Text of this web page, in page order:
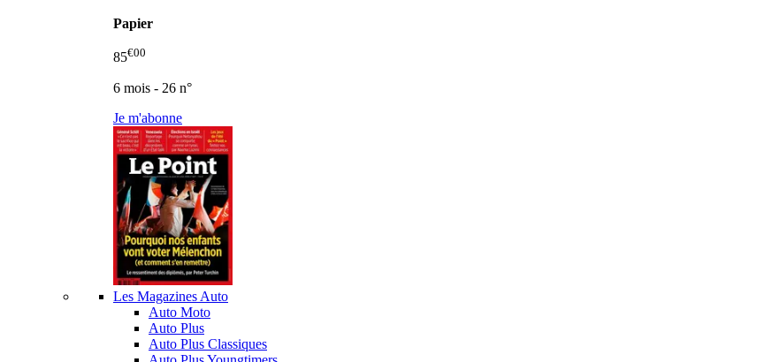
Papier
85€00
6 mois - 26 n°
Je m'abonne
Les Magazines Auto
Auto Moto
Auto Plus
Auto Plus Classiques